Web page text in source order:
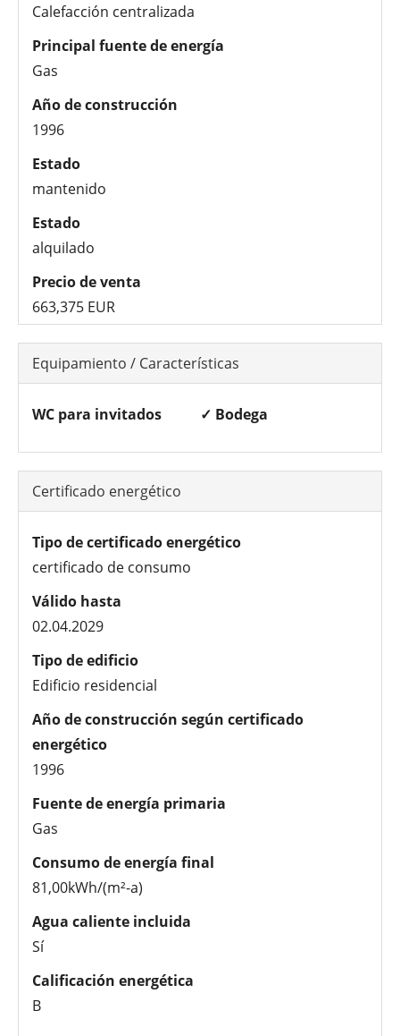
Calefacción centralizada
Principal fuente de energía
Gas
Año de construcción
1996
Estado
mantenido
Estado
alquilado
Precio de venta
663,375 EUR
Equipamiento / Características
WC para invitados ✓ Bodega
Certificado energético
Tipo de certificado energético
certificado de consumo
Válido hasta
02.04.2029
Tipo de edificio
Edificio residencial
Año de construcción según certificado
energético
1996
Fuente de energía primaria
Gas
Consumo de energía final
81,00kWh/(m²-a)
Agua caliente incluida
Sí
Calificación energética
B